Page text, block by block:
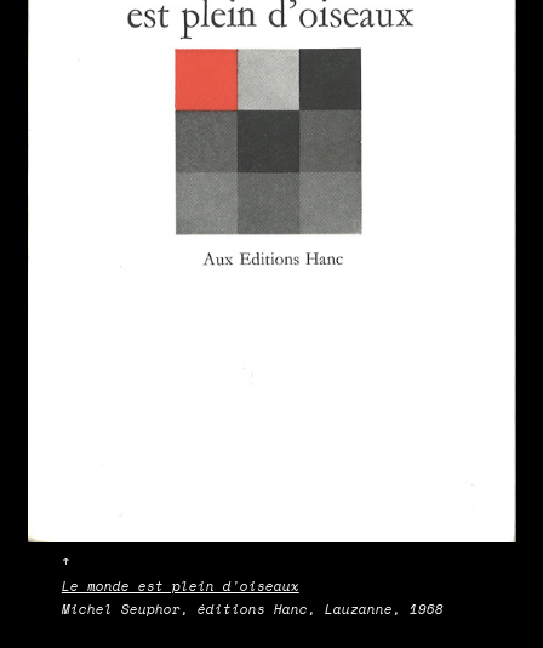
↑
Le monde est plein d'oiseaux
Michel Seuphor, éditions Hanc, Lauzanne, 1968